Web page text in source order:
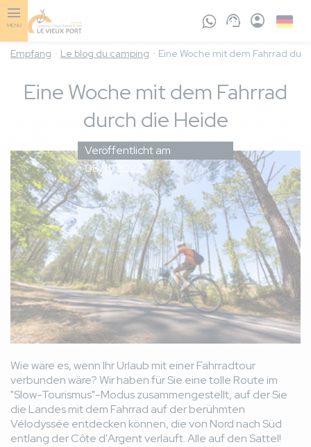
Skip
to
content
MENU
Empfang Le blog du camping Eine Woche mit dem Fahrrad
Eine Woche mit dem Fahrrad
durch die Heide
Veröffentlicht am
08/11/2022
Wie wäre es, wenn Ihr Urlaub mit einer Fahrradtour
verbunden wäre? Wir haben für Sie eine tolle Route im
"Slow-Tourismus"-Modus zusammengestellt, auf der Sie
die Landes mit dem Fahrrad auf der berühmten
Vélodyssée entdecken können, die von Nord nach Süd
entlang der Côte d'Argent verläuft. Alle auf den Sattel!